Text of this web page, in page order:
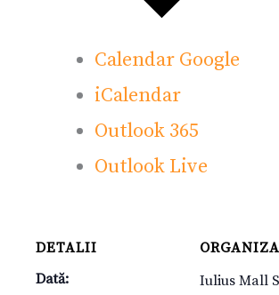
Calendar Google
iCalendar
Outlook 365
Outlook Live
DETALII
Dată:
Iulius Mall